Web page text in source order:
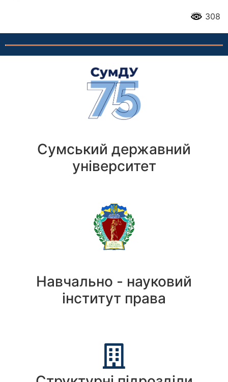
308
Сумський державний
університет
Навчально - науковий
інститут права